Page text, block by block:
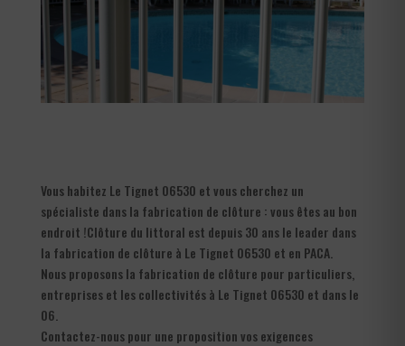
Vous habitez Le Tignet 06530 et vous cherchez un
spécialiste dans la fabrication de clôture : vous êtes au bon
endroit !Clôture du littoral est depuis 30 ans le leader dans
la fabrication de clôture à Le Tignet 06530 et en PACA.
Nous proposons la fabrication de clôture pour particuliers,
entreprises et les collectivités à Le Tignet 06530 et dans le
06.
Contactez-nous pour une proposition vos exigences